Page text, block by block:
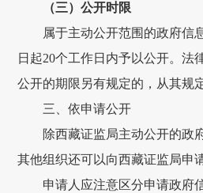
（三）公开时限
属于主动公开范围 的政府信
日起20个工作日内予以公开。法
公开的期限另有规定的，从其规
三、依申请公开
除西藏证监局主动公开的政
其他组织还可以向西藏证监局申
申请人应注意区分申请政府